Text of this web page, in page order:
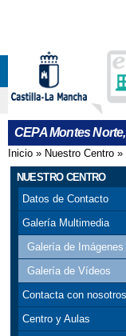
CEPA Montes
Se
Inicio » Nuestro Centro »
NUESTRO CENTRO
Datos de Contacto
Galería Multimedia
Galería de Imágenes
Galería de Vídeos
Contacta con nosotros
Centro y Aulas